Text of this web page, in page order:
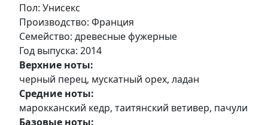
Пол: Унисекс
Производство: Франция
Семейство: древесные фужерные
Год выпуска: 2014
Верхние ноты:
черный перец, мускатный орех, ладан
Средние ноты:
марокканский кедр, таитянский ветивер, пачули
Базовые ноты: